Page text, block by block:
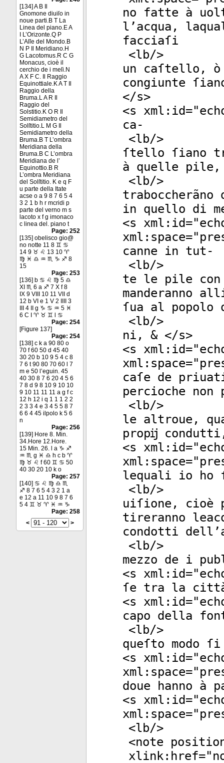
[134] A B Il
Gnomone diuiſo in
noue parti.B T La
Linea del piano.E A
I L’Orizonte.Q P
L’Aſſe del Mondo.B
N P Il Meridiano.H
G Lacotomus.R C G
Monacus, cioè il
cerchio de i meſi.N
A X F C. Il Raggio
Equinottiale.K A T Il
Raggio della
Bruma.L A R Il
Raggio del
Solstitio.K O R Il
Semidiametro del
Solſtitio.L M G Il
Semidiametro della
Bruma.B T L’ombra
Meridiana della
Bruma.B C L’ombra
Meridiana de l’
Equinottio.B R
L’ombra Meridiana
del Solſtitio. K e q F
u parte della Itate
acse o a 9 8 7 6 5 4
3 2 1 b h r mcridi p
parte del verno m s
lacoto x f g imonaco
c linea del. piano t
Page: 252
[135] obelisco gio@
no notte 11 8 ♊ ♋
14 9 ♉ ♌ 13 10 ♈
♍ ♓ ♎ ♒ ♏ ♑ ♐ 8
15
Page: 253
[136] b ♋ ♌ ♍ 5 ♎
XI ♏ 6 a ♐ 7 X f 8
IX 9 VIII 10 11 VII d
12 b VI e 1 V 2 IIII 3
III 4 II g ♑ ♋ ♒ 5 ♓
6 C I ♈ ♉ ♊ l ♋
Page: 254
[Figure 137]
Page: 254
[138] c k a 90 80 o
70 f 60 50 d 45 40
30 20 b 10 9 5 4 c 8
7 6 t 90 80 70 60 l 7
m e 50 l’eguin. 45
40 30 8 7 6 20 4 5 6
7 8 d 9 8 10 9 10 10
9 10 11 11 11 a g f c
12 h 12 i q 1 1 1 2 2
2 3 3 4 e 3 4 5 5 8 7
6 6 4 45 ilpolo k 5 6
n
Page: 256
[139] Hore 8. Min.
34.Hore 12.Hore.
15 Min. 26. l a ♑ ♐
♒ ♏ g ♓ ♎ h c b ♈
♍ ♉ ♌ f 60 ♊ ♋ 50
40 30 20 10 k o
Page: 257
[140] ♋ ♌ ♍ ♎ ♏
♐ 8 7 6 5 4 3 2 1 a
e 12 a 11 10 9 8 7 6
5 4 ♊ ♉ ♈ ♓ ♒ ♑
Page: 258
<
>
no fatte à
l’acqua,
facciaſi
<lb/>
un caſtello, ò
congiunte
</s>
<s xml:id="
ca-
<lb/>
ſtello ſiano
à quelle pile,
<lb/>
in quello di
<s xml:id="
xml:space="
canne in tut-
<lb/>
te le pile
manderanno
ſua al
<lb/>
ni, & </s>
<s xml:id="
xml:space="
caſe de
percioche
<lb/>
le altroue,
propĳ
<s xml:id="
xml:space="
lequali io ho
<lb/>
uiſione, cioè
tireranno
condotti
<lb/>
mezzo de i
<s xml:id="
ſe tra la
<s xml:id="
capo della
<lb/>
queſto modo
<s xml:id="
xml:space="
doue hanno à
<s xml:id="
xml:space="
<lb/>
<note
xlink:href="